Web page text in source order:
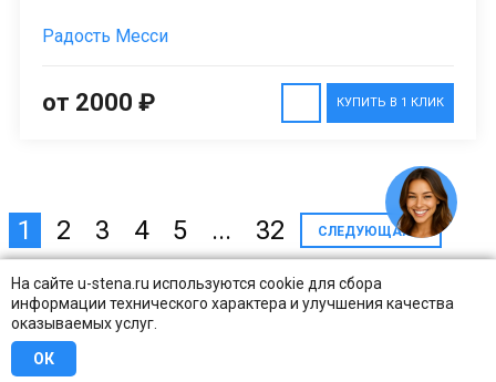
На сайте u-stena.ru используются cookie для сбора
информации технического характера и улучшения качества
оказываемых услуг.
ОК
Радость Месси
КУПИТЬ В 1 КЛИК
от 2000 ₽
1 2 3 4 5 ... 32 СЛЕДУЮЩАЯ
Портреты известных людей (актеров, художников, спортсменов,
поэтов и писателей), героев сериалов и фильмов, обычных
людей. Силуэты на фоне красивых морских и горных пейзажей.
Эротичные композиции и целомудренные полотна. В этом